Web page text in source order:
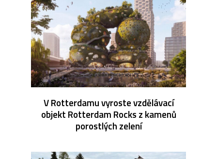
V Rotterdamu vyroste vzdělávací
objekt Rotterdam Rocks z kamenů
porostlých zelení